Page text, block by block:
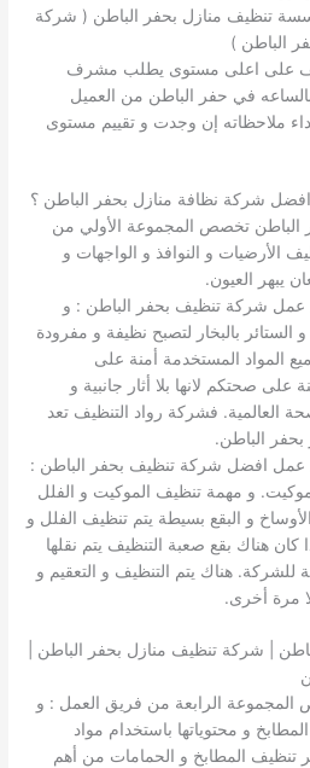
تنظيف منازل بحفر الباطن ( شركة
الباطن )
على اعلى مستوى يطلب مشرف
في حفر الباطن من العميل
ملاحظاته إن وجدت و تقييم مستوى
شركة نظافة منازل بحفر الباطن ؟
الباطن تخصص المجموعة الأولي من
الأرضيات و النوافذ و الواجهات و
يبهر العيون.
عمل شركة تنظيف بحفر الباطن : و
بالبخار لتصبح نظيفة و مفرودة
المواد المستخدمة أمنة على
على صحتكم لانها بلا أثار جانبية و
العالمية. فشركة رواد التنظيف تعد
الباطن.
عمل افضل شركة تنظيف بحفر الباطن :
و مهمة تنظيف الموكيت و الفلل
و البقع بسيطة يتم تنظيف الفلل و
كان هناك بقع صعبة التنظيف يتم نقلها
هناك يتم التنظيف و التعقيم و
مرة أخرى.
| شركة تنظيف منازل بحفر الباطن |
الرابعة من فريق العمل : و
و محتوياتها باستخدام مواد
تنظيف المطابخ و الحمامات من أهم